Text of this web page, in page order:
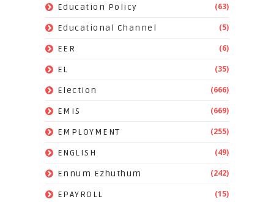
Education Policy (63)
Educational Channel (5)
EER (6)
EL (35)
Election (666)
EMIS (669)
EMPLOYMENT (255)
ENGLISH (49)
Ennum Ezhuthum (242)
EPAYROLL (15)